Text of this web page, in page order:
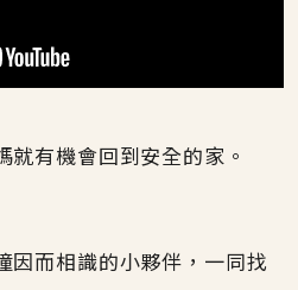
就有機會回到安全的家。
因而相識的小夥伴，一同找